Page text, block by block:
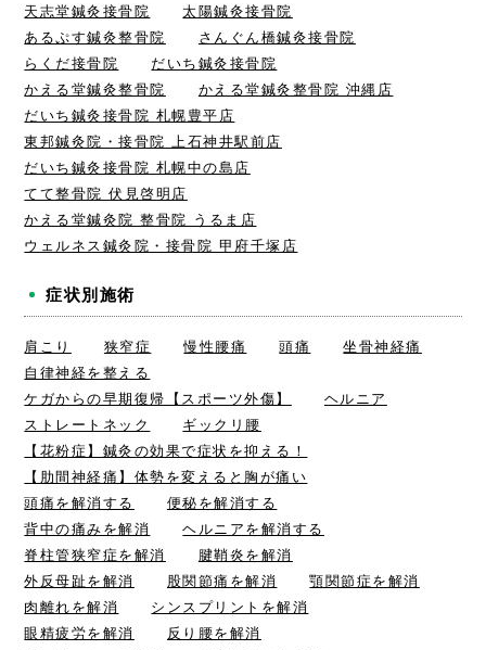
天志堂鍼灸接骨院
太陽鍼灸接骨院
あるぷす鍼灸整骨院
さんぐん橋鍼灸接骨院
らくだ接骨院
だいち鍼灸接骨院
かえる堂鍼灸整骨院
かえる堂鍼灸整骨院 沖縄店
だいち鍼灸接骨院 札幌豊平店
東邦鍼灸院・接骨院 上石神井駅前店
だいち鍼灸接骨院 札幌中の島店
てて整骨院 伏見啓明店
かえる堂鍼灸院 整骨院 うるま店
ウェルネス鍼灸院・接骨院 甲府千塚店
症状別施術
肩こり 狭窄症 慢性腰痛 頭痛
坐骨神経痛
自律神経を整える
ケガからの早期復帰【スポーツ外傷】
ヘルニア
ストレートネック
ギックリ腰
【花粉症】鍼灸の効果で症状を抑える！
【肋間神経痛】体勢を変えると胸が痛い
頭痛を解消する
便秘を解消する
背中の痛みを解消
ヘルニアを解消する
脊柱管狭窄症を解消
腱鞘炎を解消
外反母趾を解消
股関節痛を解消
顎関節症を解消
肉離れを解消
シンスプリントを解消
眼精疲労を解消
反り腰を解消